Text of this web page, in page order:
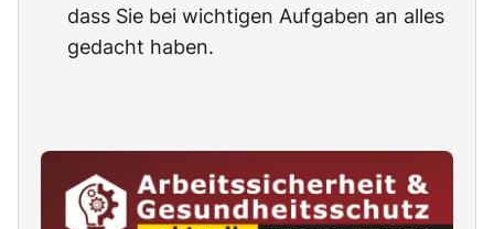
dass Sie bei wichtigen Aufgaben an alles
gedacht haben.